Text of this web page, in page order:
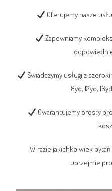
Oferujemy nasze
Zapewniamy
Świadczymy usługi z
8yd, 12yd,
Gwarantujemy prosty
W razie jakichkolwiek
uprzejmie